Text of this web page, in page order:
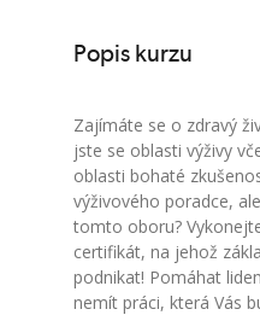
Popis kurzu
Zajímáte se o zdravý
jste se oblasti výživy
oblasti bohaté
výživového poradce,
tomto oboru?
certifikát, na jehož
podnikat! Pomáhat
nemít práci, která Vás